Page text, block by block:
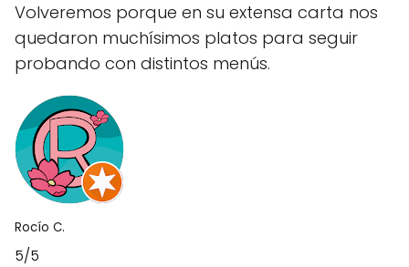
Volveremos porque en su extensa carta nos
quedaron muchísimos platos para seguir
probando con distintos menús.
Rocío C.
5/5